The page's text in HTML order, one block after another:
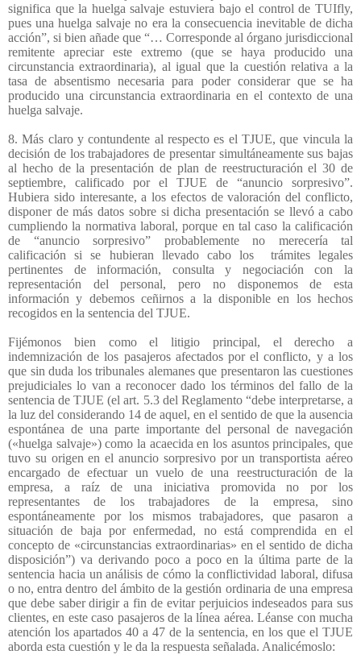
significa que la huelga salvaje estuviera bajo el control de TUIfly,
pues una huelga salvaje no era la consecuencia inevitable de dicha
acción”, si bien añade que “… Corresponde al órgano jurisdiccional
remitente apreciar este extremo (que se haya producido una
circunstancia extraordinaria), al igual que la cuestión relativa a la
tasa de absentismo necesaria para poder considerar que se ha
producido una circunstancia extraordinaria en el contexto de una
huelga salvaje.
8. Más claro y contundente al respecto es el TJUE, que vincula la
decisión de los trabajadores de presentar simultáneamente sus bajas
al hecho de la presentación de plan de reestructuración el 30 de
septiembre, calificado por el TJUE de “anuncio sorpresivo”.
Hubiera sido interesante, a los efectos de valoración del conflicto,
disponer de más datos sobre si dicha presentación se llevó a cabo
cumpliendo la normativa laboral, porque en tal caso la calificación
de “anuncio sorpresivo” probablemente no merecería tal
calificación si se hubieran llevado cabo los
trámites legales
pertinentes de información, consulta y negociación con la
representación del personal, pero no disponemos de esta
información y debemos ceñirnos a la disponible en los hechos
recogidos en la sentencia del TJUE.
Fijémonos bien como el litigio principal, el derecho a
indemnización de los pasajeros afectados por el conflicto, y a los
que sin duda los tribunales alemanes que presentaron las cuestiones
prejudiciales lo van a reconocer dado los términos del fallo de la
sentencia de TJUE (el art. 5.3 del Reglamento “debe interpretarse, a
la luz del considerando 14 de aquel, en el sentido de que la ausencia
espontánea de una parte importante del personal de navegación
(«huelga salvaje») como la acaecida en los asuntos principales, que
tuvo su origen en el anuncio sorpresivo por un transportista aéreo
encargado de efectuar un vuelo de una reestructuración de la
empresa, a raíz de una iniciativa promovida no por los
representantes de los trabajadores de la empresa, sino
espontáneamente por los mismos trabajadores, que pasaron a
situación de baja por enfermedad, no está comprendida en el
concepto de «circunstancias extraordinarias» en el sentido de dicha
disposición”) va derivando poco a poco en la última parte de la
sentencia hacia un análisis de cómo la conflictividad laboral, difusa
o no, entra dentro del ámbito de la gestión ordinaria de una empresa
que debe saber dirigir a fin de evitar perjuicios indeseados para sus
clientes, en este caso pasajeros de la línea aérea. Léanse con mucha
atención los apartados 40 a 47 de la sentencia, en los que el TJUE
aborda esta cuestión y le da la respuesta señalada. Analicémoslo: